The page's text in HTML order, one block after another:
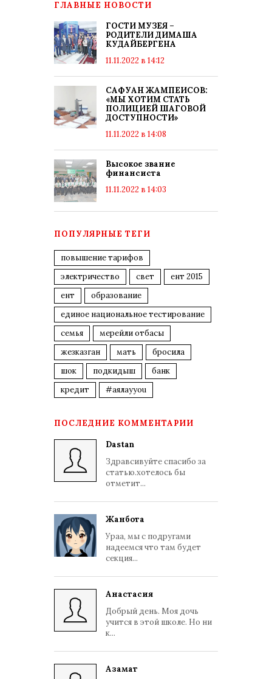
ГЛАВНЫЕ НОВОСТИ
ГОСТИ МУЗЕЯ –
РОДИТЕЛИ ДИМАША
КУДАЙБЕРГЕНА
11.11.2022 в 14:12
САФУАН ЖАМПЕИСОВ:
«МЫ ХОТИМ СТАТЬ
ПОЛИЦИЕЙ ШАГОВОЙ
ДОСТУПНОСТИ»
11.11.2022 в 14:08
Высокое звание
финансиста
11.11.2022 в 14:03
ПОПУЛЯРНЫЕ ТЕГИ
повышение тарифов
электричество
свет
ент 2015
ент
образование
единое национальное тестирование
семья
мерейли отбасы
жезказган
мать
бросила
шок
подкидыш
банк
кредит
#аялауyou
ПОСЛЕДНИЕ КОММЕНТАРИИ
Dastan
Здравсивуйте спасибо за
статью.хотелось бы
отметит...
Жанбота
Ураа, мы с подругами
надеемся что там будет
секция...
Анастасия
Добрый день. Моя дочь
учится в этой школе. Но ни
к...
Азамат